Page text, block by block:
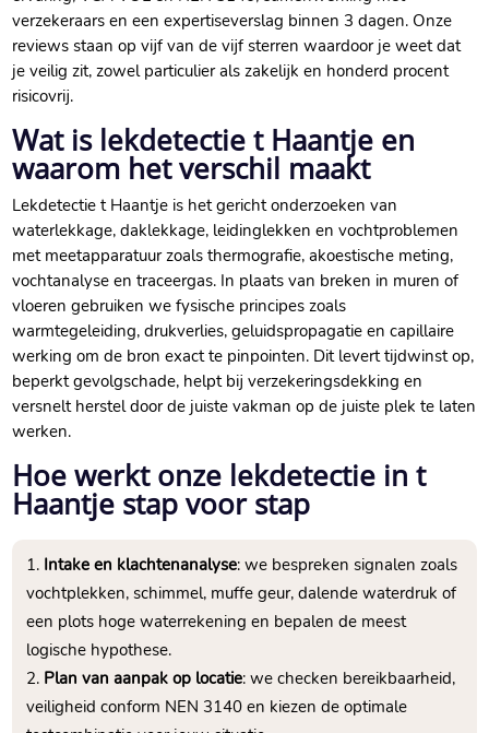
verzekeraars en een expertiseverslag binnen 3 dagen. Onze
reviews staan op vijf van de vijf sterren waardoor je weet dat
je veilig zit, zowel particulier als zakelijk en honderd procent
risicovrij.
Wat is lekdetectie t Haantje en
waarom het verschil maakt
Lekdetectie t Haantje is het gericht onderzoeken van
waterlekkage, daklekkage, leidinglekken en vochtproblemen
met meetapparatuur zoals thermografie, akoestische meting,
vochtanalyse en traceergas. In plaats van breken in muren of
vloeren gebruiken we fysische principes zoals
warmtegeleiding, drukverlies, geluidspropagatie en capillaire
werking om de bron exact te pinpointen. Dit levert tijdwinst op,
beperkt gevolgschade, helpt bij verzekeringsdekking en
versnelt herstel door de juiste vakman op de juiste plek te laten
werken.
Hoe werkt onze lekdetectie in t
Haantje stap voor stap
Intake en klachtenanalyse: we bespreken signalen zoals
vochtplekken, schimmel, muffe geur, dalende waterdruk of
een plots hoge waterrekening en bepalen de meest
logische hypothese.
Plan van aanpak op locatie: we checken bereikbaarheid,
veiligheid conform NEN 3140 en kiezen de optimale